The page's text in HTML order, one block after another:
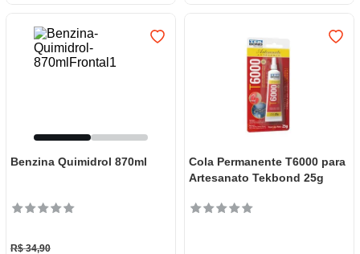
Benzina Quimidrol 870ml
R$ 34,90
Cola Permanente T6000 para
Artesanato Tekbond 25g